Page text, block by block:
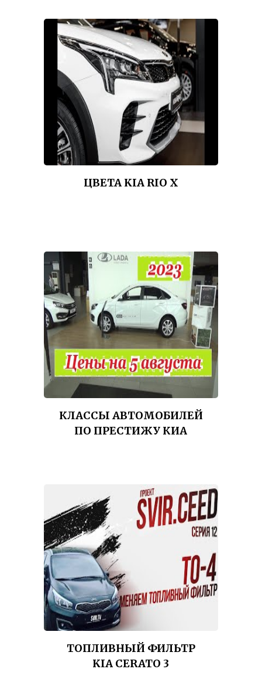
ЦВЕТА KIA RIO X
КЛАССЫ АВТОМОБИЛЕЙ
ПО ПРЕСТИЖУ КИА
ТОПЛИВНЫЙ ФИЛЬТР
KIA CERATO 3